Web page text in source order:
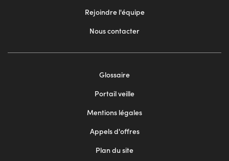
Rejoindre l'équipe
Nous contacter
Glossaire
Portail veille
Mentions légales
Appels d'offres
Plan du site